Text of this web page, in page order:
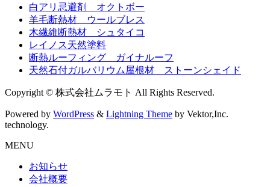
白アリ忌避剤 オクトボー
羊毛断熱材 ウールブレス
木繊維断熱材 シュタイコ
レイノス天然塗料
断熱ルーフィング ガイナルーフ
天然石付ガルバリウム屋根材 ストーンシェイド
Copyright © 株式会社ムラモト All Rights Reserved.
Powered by WordPress & Lightning Theme by Vektor,Inc.
technology.
MENU
お知らせ
会社概要